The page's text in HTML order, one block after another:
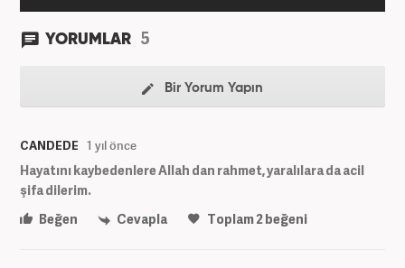
YORUMLAR 5
Bir Yorum Yapın
CANDEDE 1 yıl önce
Hayatını kaybedenlere Allah dan rahmet, yaralılara da acil
şifa dilerim.
Beğen
Cevapla Toplam2beğeni